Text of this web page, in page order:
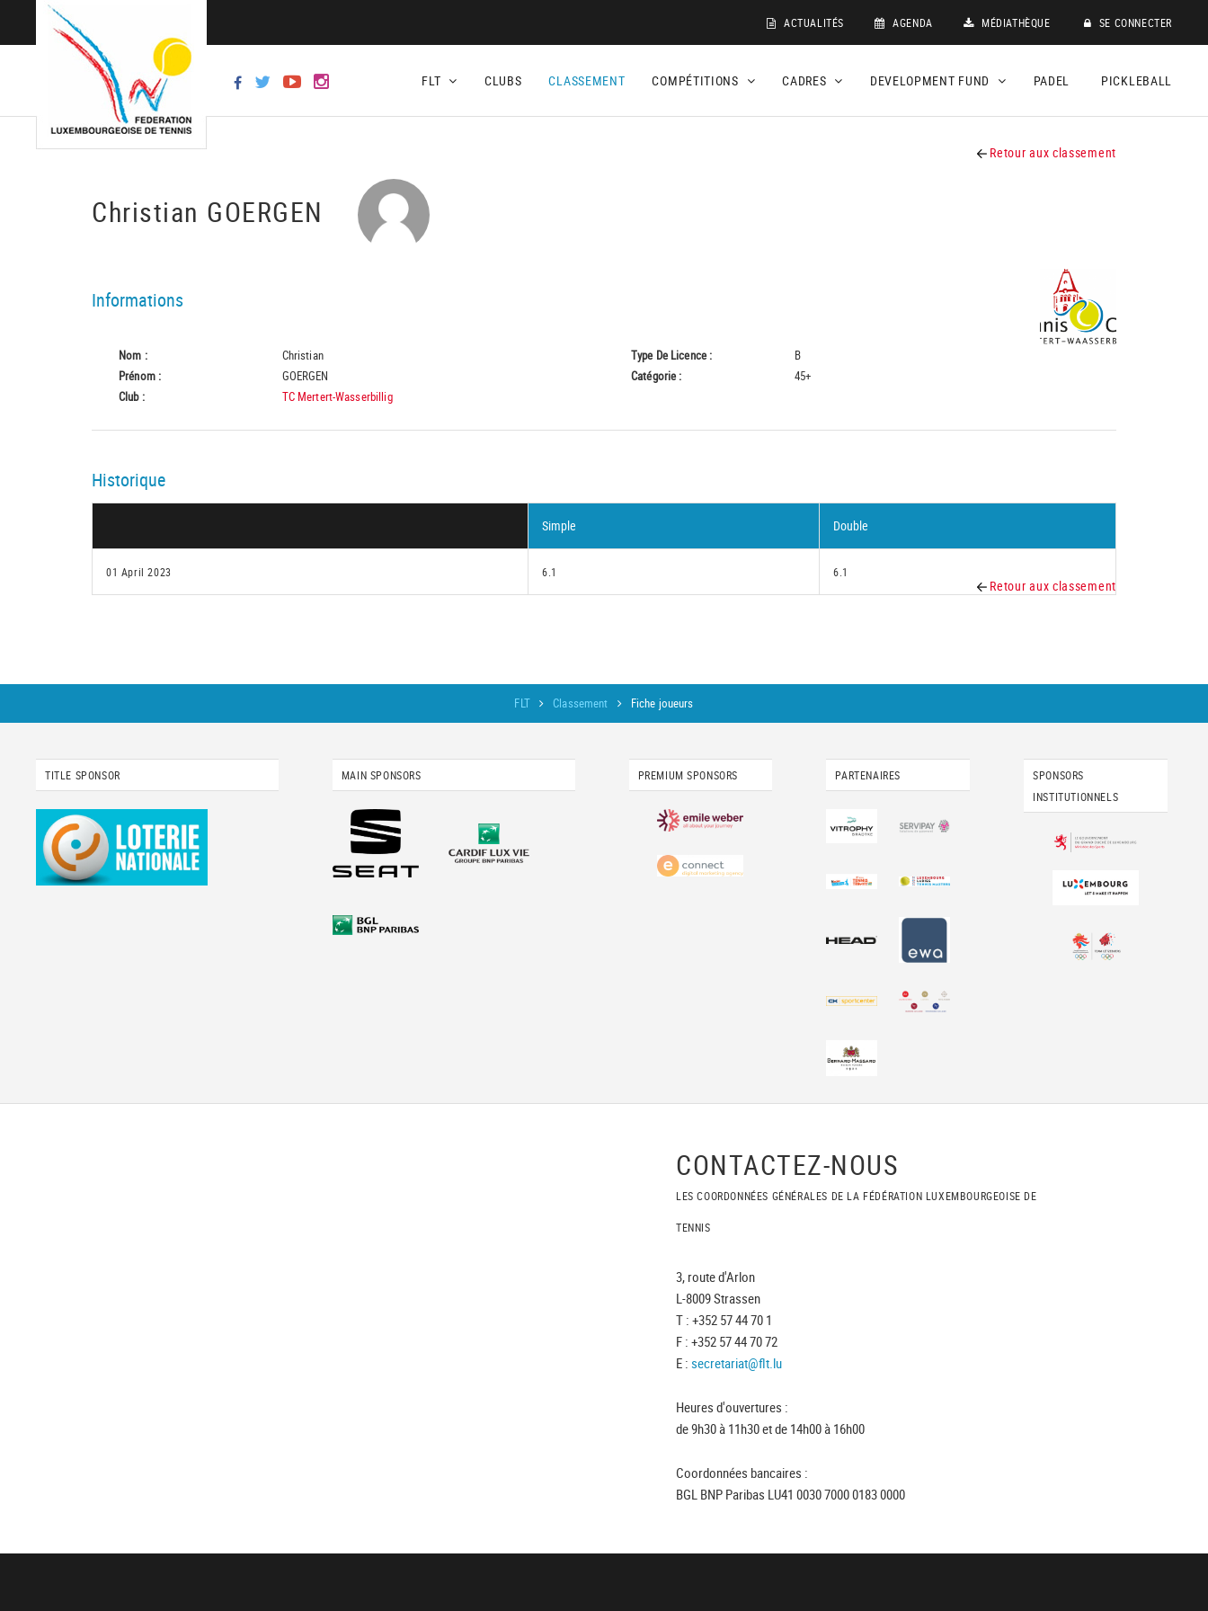
ACTUALITÉS AGENDA MÉDIATHÈQUE SE CONNECTER
FLT CLUBS CLASSEMENT COMPÉTITIONS CADRES DEVELOPMENT FUND PADEL PICKLEBALL
Retour aux classement
Christian GOERGEN
Informations
Nom :
Christian
Prénom :
GOERGEN
Club :
TC Mertert-Wasserbillig
Type De Licence :
B
Catégorie :
45+
Historique
Simple Double
01 April 2023 6.1 6.1
Retour aux classement
FLT Classement Fiche joueurs
TITLE SPONSOR MAIN SPONSORS PREMIUM SPONSORS PARTENAIRES
SPONSORS
INSTITUTIONNELS
CONTACTEZ-NOUS
LES COORDONNÉES GÉNÉRALES DE LA FÉDÉRATION LUXEMBOURGEOISE DE
TENNIS
3, route d'Arlon
L-8009 Strassen
T : +352 57 44 70 1
F : +352 57 44 70 72
E : secretariat@flt.lu
Heures d'ouvertures :
de 9h30 à 11h30 et de 14h00 à 16h00
Coordonnées bancaires :
BGL BNP Paribas LU41 0030 7000 0183 0000